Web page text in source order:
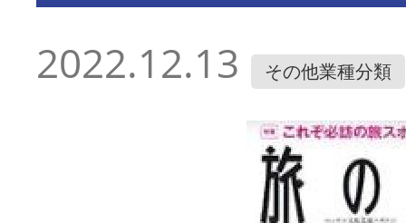
2022.12.13 その他業種分類